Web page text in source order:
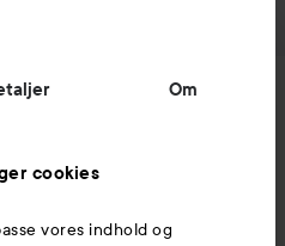
Om
cookies
vores indhold og